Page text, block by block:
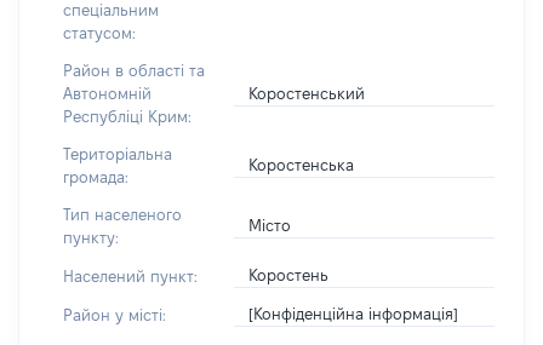
спеціальним
статусом:
Район в області та
Автономній
Республіці Крим:
Коростенський
Територіальна
громада:
Коростенська
Тип населеного
пункту:
Місто
Населений пункт: Коростень
Район у місті: [Конфіденційна інформація]